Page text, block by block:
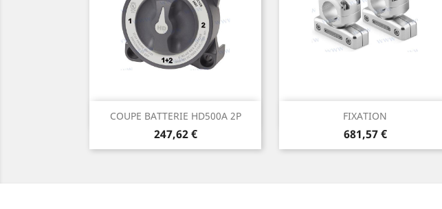
COUPE BATTERIE HD500A 2P
Prix
247,62 €
Aperçu rapide FIXATION
Prix
681,57 €
Aperçu rapide